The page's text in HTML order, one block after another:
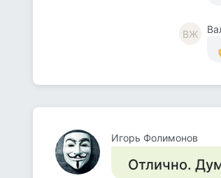
ВЖ
Игорь Фолимонов
Отлично.